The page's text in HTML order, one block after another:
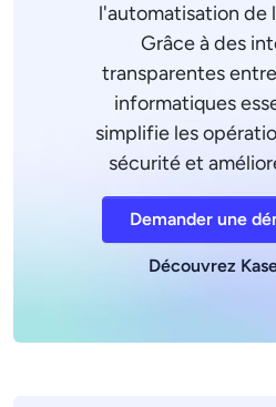
l'automatisation de
Grâce à des
transparentes
informatiques
simplifie les
sécurité et
Demander une
Découvrez